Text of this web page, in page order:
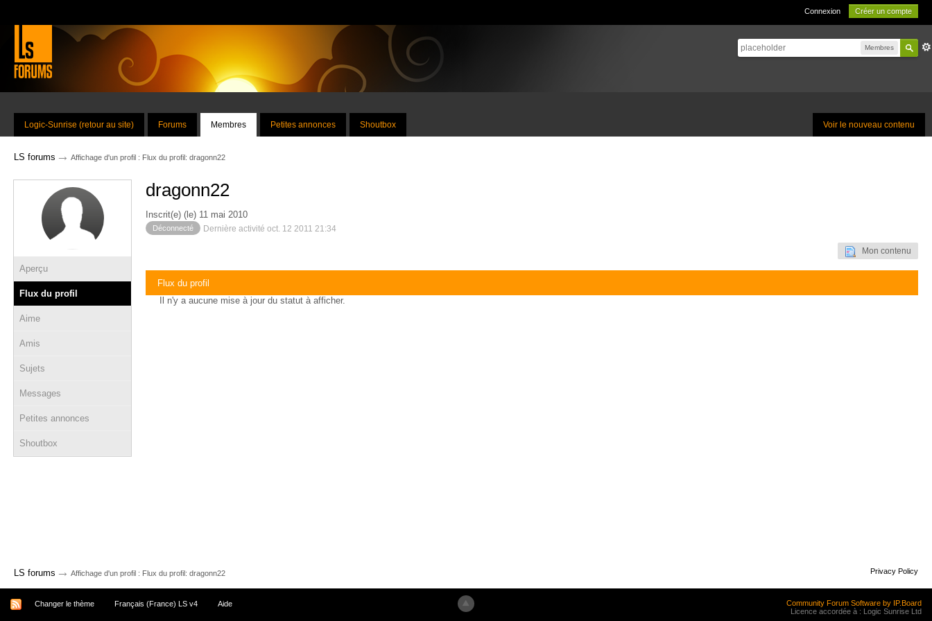
Connexion Créer un compte
Membres
Voir le nouveau contenu
Logic-Sunrise (retour au site) Forums Membres Petites annonces Shoutbox
LS forums → Affichage d'un profil : Flux du profil: dragonn22
Aperçu
Flux du profil
Aime
Amis
Sujets
Messages
Petites annonces
Shoutbox
dragonn22
Inscrit(e) (le) 11 mai 2010
Déconnecté Dernière activité oct. 12 2011 21:34
Mon contenu
Flux du profil
Il n'y a aucune mise à jour du statut à afficher.
LS forums → Affichage d'un profil : Flux du profil: dragonn22 Privacy Policy
Changer le thème Français (France) LS v4 Aide
Community Forum Software by IP.Board
Licence accordée à : Logic Sunrise Ltd